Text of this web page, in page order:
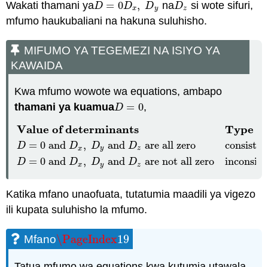
Wakati thamani yaD = 0
D=0 Dx, Dy
Dx, Dy naDz
Dz si wote sifuri,
mfumo haukubaliani na hakuna suluhisho.
MIFUMO YA TEGEMEZI NA ISIYO YA
KAWAIDA
Kwa mfumo wowote wa equations, ambapo
thamani ya kuamuaD = 0
D=0 ,
Value of determinants
D = 0 andDx , Dy andDz are all zero
D = 0 andDx , Dy andDz are not all zero
Type
Value of determinantsType of system SolutionD=0
Katika mfano unaofuata, tutatumia maadili ya vigezo
ili kupata suluhisho la mfumo.
Mfano\PageIndex19
\PageIndex19